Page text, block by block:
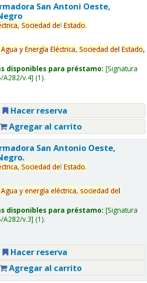
San Antoni Oeste,
Sociedad del Estado.
Agua y Energía Eléctrica, Sociedad del Estado,
disponibles para préstamo: Signatura
A282/v.4 (1).
Hacer reserva
Agregar al carrito
San Antonio Oeste,
Sociedad del Estado.
Agua y energía eléctrica, sociedad del
disponibles para préstamo: Signatura
A282/v.3 (1).
Hacer reserva
Agregar al carrito